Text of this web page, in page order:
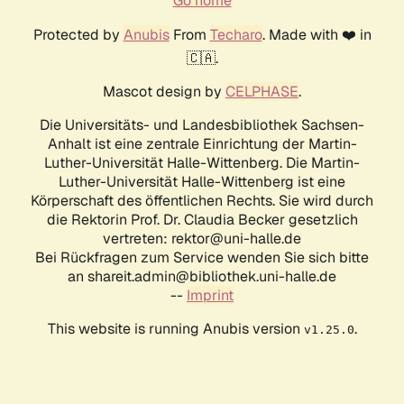
Protected by AnubisFrom Techaro. Made with ❤️ in
🇨🇦.
Mascot design by CELPHASE.
Die Universitäts- und Landesbibliothek Sachsen-
Anhalt ist eine zentrale Einrichtung der Martin-
Luther-Universität Halle-Wittenberg. Die Martin-
Luther-Universität Halle-Wittenberg ist eine
Körperschaft des öffentlichen Rechts. Sie wird durch
die Rektorin Prof. Dr. Claudia Becker gesetzlich
vertreten: rektor@uni-halle.de
Bei Rückfragen zum Service wenden Sie sich bitte
an shareit.admin@bibliothek.uni-halle.de
-- Imprint
This website is running Anubis version v1.25.0.